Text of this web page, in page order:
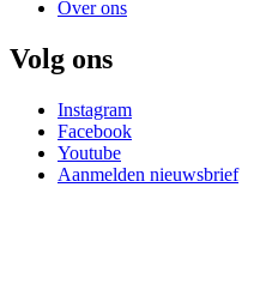
Over ons
Volg ons
Instagram
Facebook
Youtube
Aanmelden nieuwsbrief